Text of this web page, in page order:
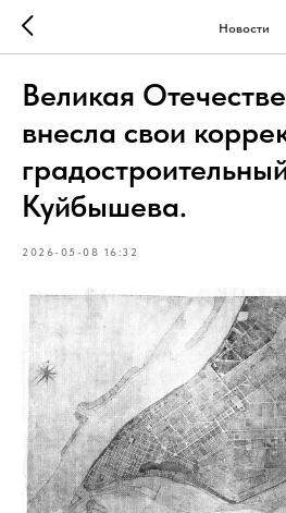
Новости
Великая
внесла свои
Куйбышева.
2026-05-08 16:32